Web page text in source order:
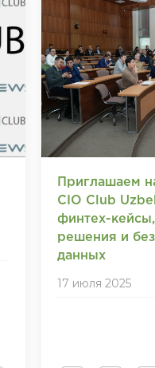
Приглашаем
CIO Club
финтех-
решения и
данных
17 июля 2025